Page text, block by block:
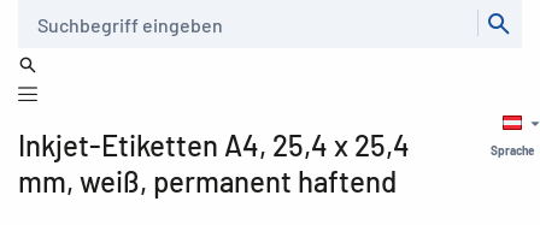
Sprache
Inkjet-Etiketten A4, 25,4 x 25,4
mm, weiß, permanent haftend